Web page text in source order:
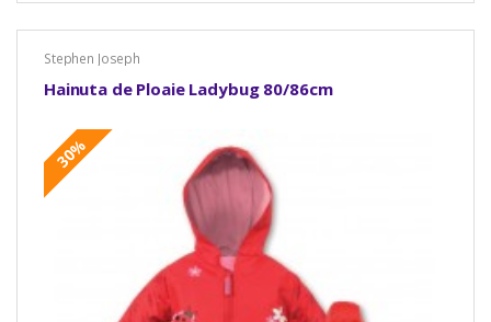
Stephen Joseph
Hainuta de Ploaie Ladybug 80/86cm
30%